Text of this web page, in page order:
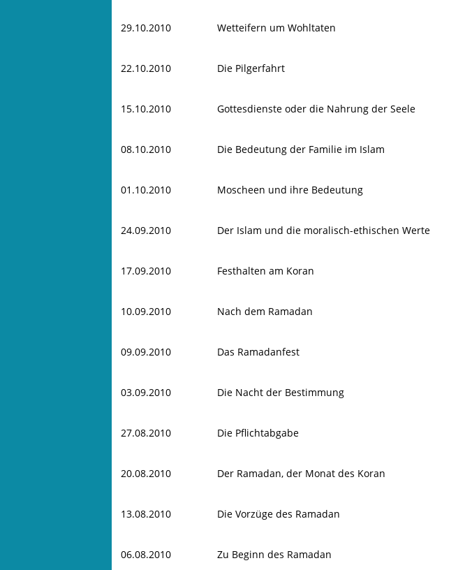
29.10.2010 Wetteifern um Wohltaten
22.10.2010 Die Pilgerfahrt
15.10.2010 Gottesdienste oder die Nahrung der Seele
08.10.2010 Die Bedeutung der Familie im Islam
01.10.2010 Moscheen und ihre Bedeutung
24.09.2010 Der Islam und die moralisch-ethischen Werte
17.09.2010 Festhalten am Koran
10.09.2010 Nach dem Ramadan
09.09.2010 Das Ramadanfest
03.09.2010 Die Nacht der Bestimmung
27.08.2010 Die Pflichtabgabe
20.08.2010 Der Ramadan, der Monat des Koran
13.08.2010 Die Vorzüge des Ramadan
06.08.2010 Zu Beginn des Ramadan